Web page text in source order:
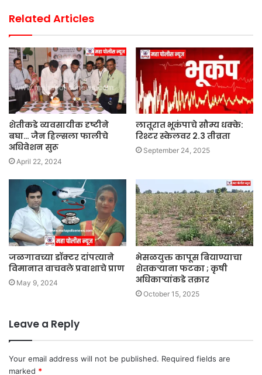
Related Articles
शेतीकडे व्यवसायीक दृष्टीने
बघा… जैन हिल्सला फालीचे
अधिवेशन सुरू
April 22, 2024
लातूरात भूकंपाचे सौम्य धक्के:
रिश्टर स्केलवर 2.3 तीव्रता
September 24, 2025
जळगावच्या डॉक्टर दांपत्याने
विमानात वाचवले प्रवाशाचे प्राण
May 9, 2024
भेसळयुक्त कापूस बियाण्याचा
शेतकऱ्याना फटका ; कृषी
अधिकाऱ्यांकडे तक्रार
October 15, 2025
Leave a Reply
Your email address will not be published. Required fields are
marked *